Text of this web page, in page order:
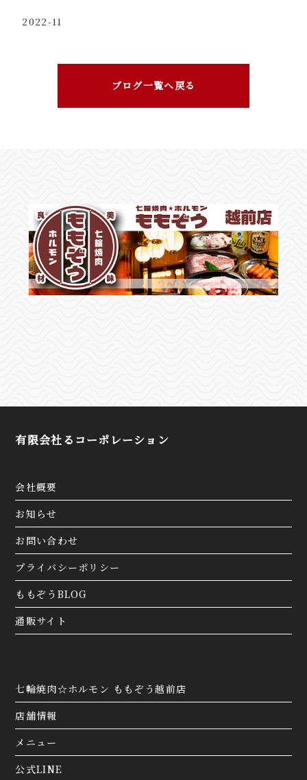
2022-11
ブログ一覧へ戻る
有限会社るコーポレーション
会社概要
お知らせ
お問い合わせ
プライバシーポリシー
ももぞうBLOG
通販サイト
七輪焼肉☆ホルモン ももぞう越前店
店舗情報
メニュー
公式LINE